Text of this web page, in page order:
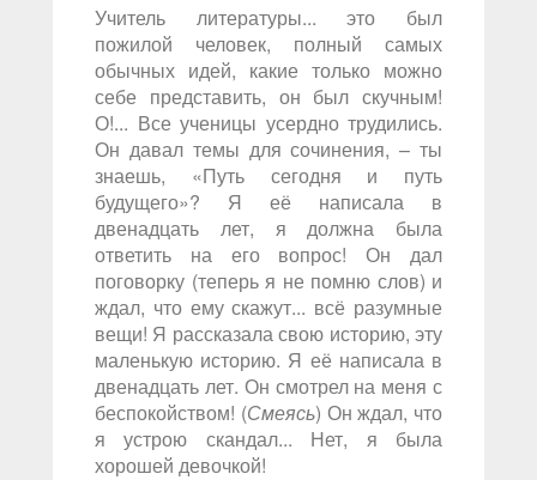
Учитель литературы... это был
пожилой человек, полный самых
обычных идей, какие только можно
себе представить, он был скучным!
О!... Все ученицы усердно трудились.
Он давал темы для сочинения, – ты
знаешь, «Путь сегодня и путь
будущего»? Я её написала в
двенадцать лет, я должна была
ответить на его вопрос! Он дал
поговорку (теперь я не помню слов) и
ждал, что ему скажут... всё разумные
вещи! Я рассказала свою историю, эту
маленькую историю. Я её написала в
двенадцать лет. Он смотрел на меня с
беспокойством! (Смеясь) Он ждал, что
я устрою скандал... Нет, я была
хорошей девочкой!